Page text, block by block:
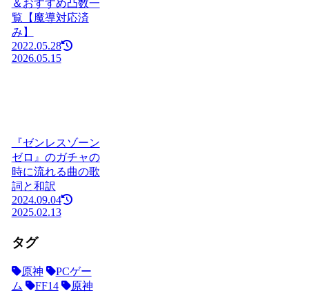
＆おすすめ凸数一
覧【魔導対応済
み】
2022.05.28
2026.05.15
『ゼンレスゾーン
ゼロ』のガチャの
時に流れる曲の歌
詞と和訳
2024.09.04
2025.02.13
タグ
原神
PCゲー
ム
FF14
原神